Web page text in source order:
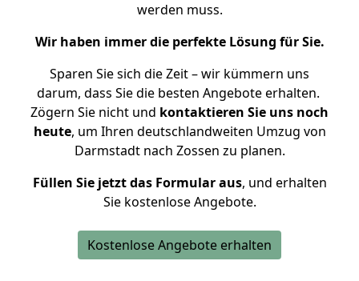
werden muss.
Wir haben immer die perfekte Lösung für Sie.
Sparen Sie sich die Zeit – wir kümmern uns
darum, dass Sie die besten Angebote erhalten.
Zögern Sie nicht und kontaktieren Sie uns noch
heute, um Ihren deutschlandweiten Umzug von
Darmstadt nach Zossen zu planen.
Füllen Sie jetzt das Formular aus, und erhalten
Sie kostenlose Angebote.
Kostenlose Angebote erhalten